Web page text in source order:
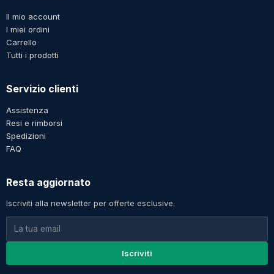
Il mio account
I miei ordini
Carrello
Tutti i prodotti
Servizio clienti
Assistenza
Resi e rimborsi
Spedizioni
FAQ
Resta aggiornato
Iscriviti alla newsletter per offerte esclusive.
Iscriviti